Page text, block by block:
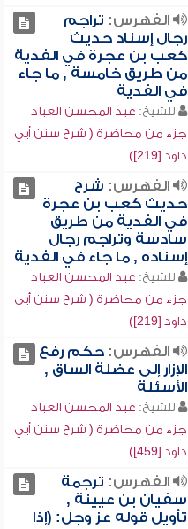
الفهرس: تراجم
رجال إسناد حديث
كعب بن عجرة في الفدية
من طريق خامسة , ما جاء
في الفدية
للشيخ: عبد المحسن العباد
جزء من محاضرة ( شرح سنن أبي
داود [219])
الفهرس: شرح
حديث كعب بن عجرة
في الفدية من طريق
سادسة وتراجم رجال
إسناده , ما جاء في الفدية
للشيخ: عبد المحسن العباد
جزء من محاضرة ( شرح سنن أبي
داود [219])
الفهرس:حكم رفع
الإزار إلى عضلة الساق ,
الأسئلة
للشيخ: عبد المحسن العباد
جزء من محاضرة ( شرح سنن أبي
داود [459])
الفهرس: ترجمة
سفيان بن عيينة ,
تأويل قوله عز وجل: (إذا